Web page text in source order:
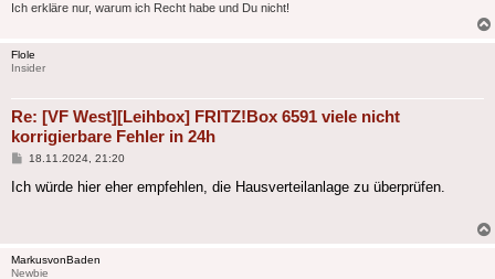
Ich erkläre nur, warum ich Recht habe und Du nicht!
Flole
Insider
Re: [VF West][Leihbox] FRITZ!Box 6591 viele nicht
korrigierbare Fehler in 24h
Beitrag
18.11.2024, 21:20
Ich würde hier eher empfehlen, die Hausverteilanlage zu überprüfen.
MarkusvonBaden
Newbie